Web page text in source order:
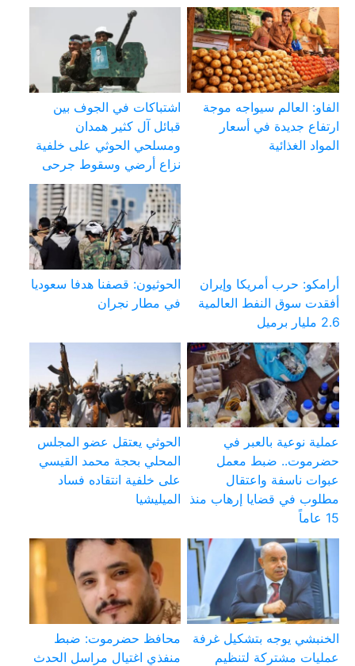
الفاو: العالم سيواجه موجة
ارتفاع جديدة في أسعار
المواد الغذائية
اشتباكات في الجوف بين
قبائل آل كثير همدان
ومسلحي الحوثي على خلفية
نزاع أرضي وسقوط جرحى
أرامكو: حرب أمريكا وإيران
أفقدت سوق النفط العالمية
2.6 مليار برميل
الحوثيون: قصفنا هدفا سعوديا
في مطار نجران
عملية نوعية بالعبر في
حضرموت.. ضبط معمل
عبوات ناسفة واعتقال
مطلوب في قضايا إرهاب منذ
15 عاماً
الحوثي يعتقل عضو المجلس
المحلي بحجة محمد القيسي
على خلفية انتقاده فساد
الميليشيا
الخنبشي يوجه بتشكيل غرفة
عمليات مشتركة لتنظيم
محافظ حضرموت: ضبط
منفذي اغتيال مراسل الحدث